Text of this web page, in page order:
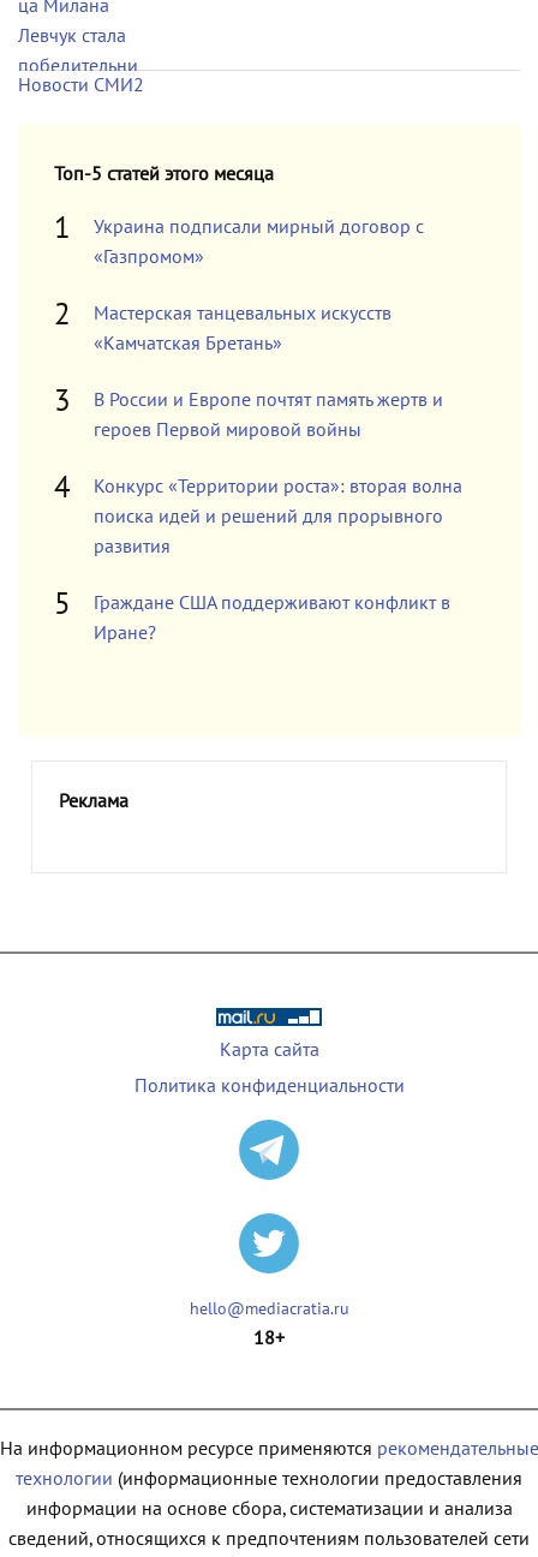
Новости СМИ2
Топ-5 статей этого месяца
Украина подписали мирный договор с
«Газпромом»
Мастерская танцевальных искусств
«Камчатская Бретань»
В России и Европе почтят память жертв и
героев Первой мировой войны
Конкурс «Территории роста»: вторая волна
поиска идей и решений для прорывного
развития
Граждане США поддерживают конфликт в
Иране?
Реклама
Карта сайта
Политика конфиденциальности
hello@mediacratia.ru
18+
На информационном ресурсе применяются рекомендательные
технологии (информационные технологии предоставления
информации на основе сбора, систематизации и анализа
сведений, относящихся к предпочтениям пользователей сети